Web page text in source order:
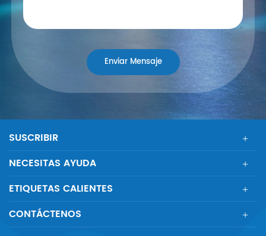
SUSCRIBIR
NECESITAS AYUDA
ETIQUETAS CALIENTES
CONTÁCTENOS